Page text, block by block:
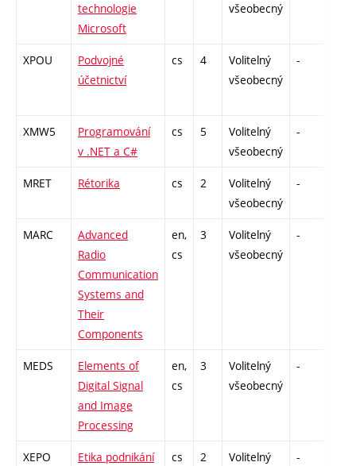
technologie
Microsoft
všeobecný
XPOU
Podvojné
účetnictví
cs 4
Volitelný
všeobecný
-
XMW5
Programování
v .NET a C#
cs 5
Volitelný
všeobecný
-
MRET Rétorika cs 2
Volitelný
všeobecný
-
MARC
Advanced
Radio
Communication
Systems and
Their
Components
en,
cs
3
Volitelný
všeobecný
-
MEDS
Elements of
Digital Signal
and Image
Processing
en,
cs
3
Volitelný
všeobecný
-
XEPO Etika podnikání cs 2
Volitelný
-